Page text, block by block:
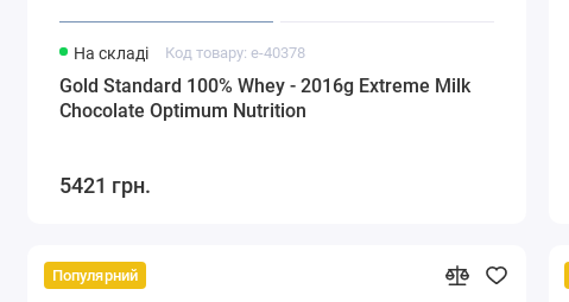
На складі Код товару: e-40378
Gold Standard 100% Whey - 2016g Extreme Milk
Chocolate Optimum Nutrition
5421 грн.
Популярний